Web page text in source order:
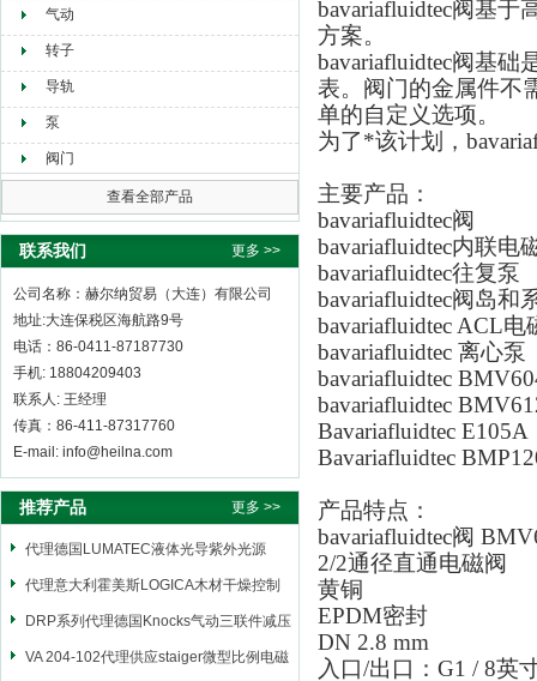
气动
转子
导轨
泵
阀门
查看全部产品
联系我们 更多 >>
公司名称：赫尔纳贸易（大连）有限公司
地址:大连保税区海航路9号
电话：86-0411-87187730
手机: 18804209403
联系人: 王经理
传真：86-411-87317760
E-mail: info@heilna.com
推荐产品 更多 >>
代理德国LUMATEC液体光导紫外光源
代理意大利霍美斯LOGICA木材干燥控制
仪
DRP系列代理德国Knocks气动三联件减压
阀
VA 204-102代理供应staiger微型比例电磁
bavariafluidtec阀基
方案。
bavariafluidtec阀基
表。阀门的金属件不
单的自定义选项。
为了*该计划，
主要产品：
bavariafluidtec阀
bavariafluidtec内联电
bavariafluidtec往复泵
bavariafluidtec阀岛和
bavariafluidtec ACL电
bavariafluidtec 离心泵
bavariafluidtec
bavariafluidtec
Bavariafluidtec E105A
Bavariafluidtec
产品特点：
bavariafluidtec阀
2/2通径直通电磁阀
黄铜
EPDM密封
DN 2.8 mm
入口/出口：G1 / 8英